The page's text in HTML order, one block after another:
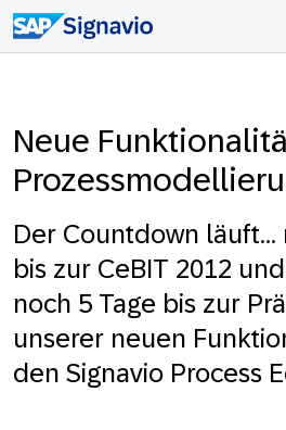
Neue
Der Countdown läuft...
bis zur CeBIT 2012
noch 5 Tage bis zur
unserer neuen
den Signavio Process